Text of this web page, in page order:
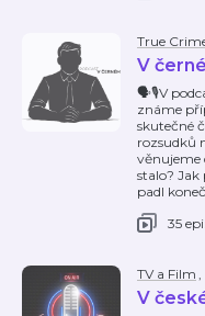
True
V
🗣️🎙️V
známe
skutečné
rozsudků
věnujeme
stalo? Jak
padl
35
TV a Film ,
V